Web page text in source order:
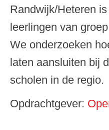
Randwijk/Heteren
leerlingen van
We onderzoeken
laten aansluiten bij
scholen in de regio.
Opdrachtgever: